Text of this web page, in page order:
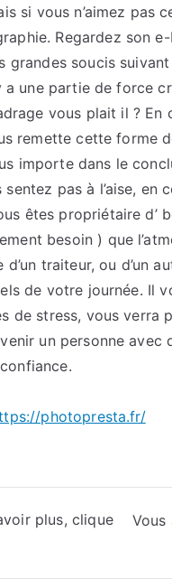
si vous n’aimez pas
Regardez son
grandes soucis
a une partie de force
vous plait il ?
remette cette forme
importe dans le
pas à l’aise, en
êtes propriétaire d’
besoin ) que
traiteur, ou d’un
de votre journée. Il
de stress, vous verra
un personne avec
photopresta.fr/
plus, clique
Vous